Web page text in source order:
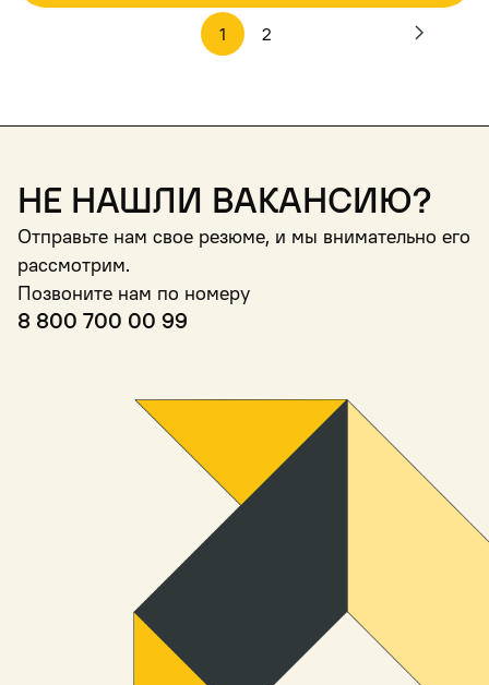
1 2
Не нашли вакансию?
Отправьте нам свое резюме, и мы внимательно его
рассмотрим.
Позвоните нам по номеру
8 800 700 00 99